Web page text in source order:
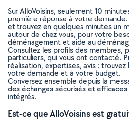
Sur AlloVoisins, seulement 10
première réponse à votre
et trouvez en quelques minutes un
autour de chez vous, pour votre
déménagement et aide au
Consultez les profils des membres,
particuliers, qui vous ont contacté.
réalisation, expertises, avis :
votre demande et à votre budget.
Conversez ensemble depuis la
des échanges sécurisés et
intégrés.
Est-ce que AlloVoisins est